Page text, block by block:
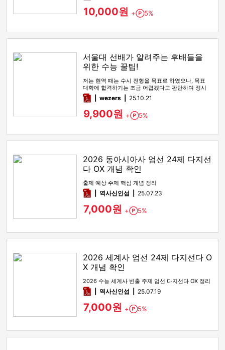
10,000원 + Point
5%
서울대 선배가 알려주는 후배들을
위한 수능 꿀팁!
저는 현역 때는 수시 전형을 목표로 하였으나, 목표
대학에 합격하기는 조금 어렵겠다고 판단하여 정시
전형을 노리며 재수를 시…
pdfwezers 25.10.21
9,900원 + Point
5%
2026 동아시아사 엄선 24제 다지선
다 OX 개념 확인
출제 예상 주제 핵심 개념 정리
pdf역사신인섭 25.07.23
7,000원 + Point
5%
2026 세계사 엄선 24제 다지선다 O
X 개념 확인
2026 수능 세계사 빈출 주제 엄선 다지선다 OX 정리
pdf역사신인섭 25.07.19
7,000원 + Point
5%